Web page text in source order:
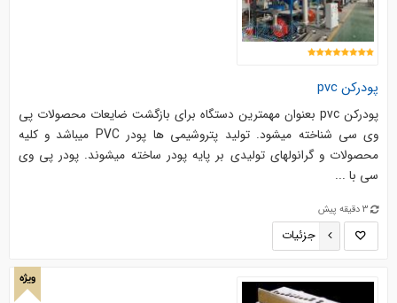
پودرکن pvc
پودرکن pvc بعنوان مهمترین دستگاه برای بازگشت ضایعات محصولات پی
وی سی شناخته میشود. تولید پتروشیمی ها پودر PVC میباشد و کلیه
محصولات و گرانولهای تولیدی بر پایه پودر ساخته میشوند. پودر پی وی
سی با ...
3 دقیقه پیش
جزئیات
ویژه